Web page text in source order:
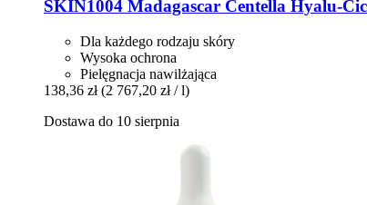
SKIN1004 Madagascar Centella Hyalu-​
Dla każdego rodzaju skóry
Wysoka ochrona
Pielęgnacja nawilżająca
138,36 zł (2 767,20 zł / l)
Dostawa do 10 sierpnia